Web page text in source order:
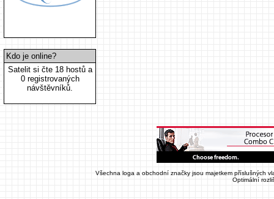
Kdo je online?
Satelit si čte 18 hostů a
0 registrovaných
návštěvníků.
Všechna loga a obchodní značky jsou majetkem příslušných
Optimální